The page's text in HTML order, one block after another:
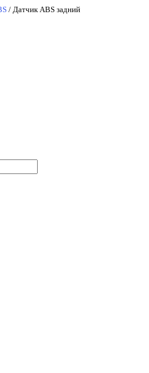
/ Датчик ABS задний
и в розницу